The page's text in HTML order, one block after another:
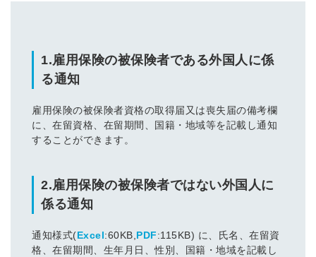
1.雇用保険の被保険者である外国人に係
る通知
雇用保険の被保険者資格の取得届又は喪失届の備考欄
に、在留資格、在留期間、国籍・地域等を記載し通知
することができます。
2.雇用保険の被保険者ではない外国人に
係る通知
通知様式(Excel:60KB, PDF:115KB) に、氏名、在留資
格、在留期間、生年月日、性別、国籍・地域を記載し